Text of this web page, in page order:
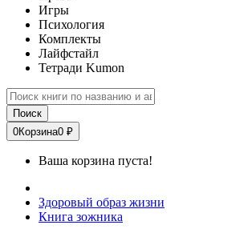
Игры
Психология
Комплекты
Лайфстайл
Тетради Kumon
Поиск
0Корзина0 ₽
Ваша корзина пуста!
Здоровый образ жизни
Книга зожника